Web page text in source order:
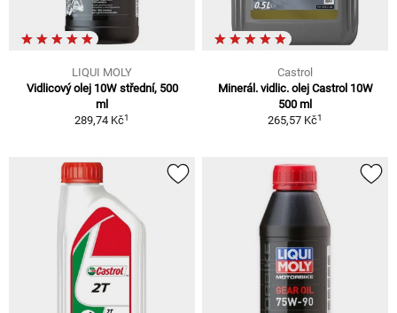
LIQUI MOLY
Vidlicový olej 10W střední, 500
ml
289,74 Kč1
Castrol
Minerál. vidlic. olej Castrol 10W
500 ml
265,57 Kč1